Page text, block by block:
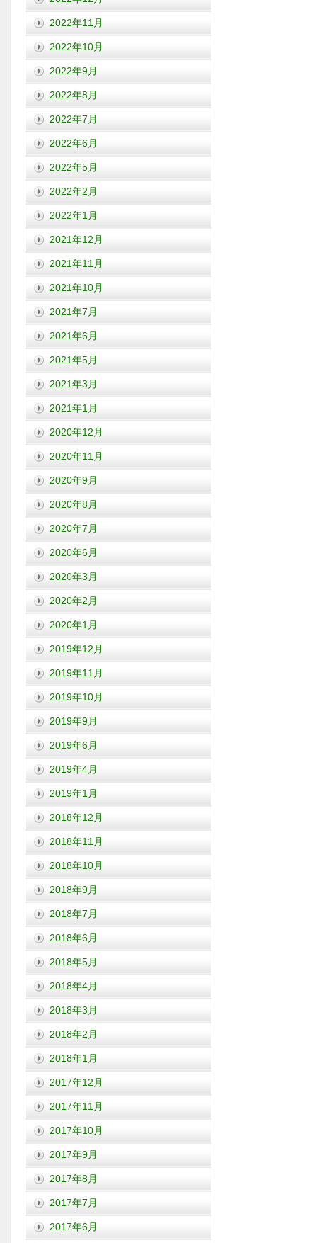
2022年11月
2022年10月
2022年9月
2022年8月
2022年7月
2022年6月
2022年5月
2022年2月
2022年1月
2021年12月
2021年11月
2021年10月
2021年7月
2021年6月
2021年5月
2021年3月
2021年1月
2020年12月
2020年11月
2020年9月
2020年8月
2020年7月
2020年6月
2020年3月
2020年2月
2020年1月
2019年12月
2019年11月
2019年10月
2019年9月
2019年6月
2019年4月
2019年1月
2018年12月
2018年11月
2018年10月
2018年9月
2018年7月
2018年6月
2018年5月
2018年4月
2018年3月
2018年2月
2018年1月
2017年12月
2017年11月
2017年10月
2017年9月
2017年8月
2017年7月
2017年6月